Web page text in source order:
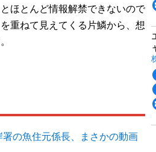
ほとんど情報解禁できないので
重ねて見えてくる片鱗から、想
の魚住元係長、まさかの動画